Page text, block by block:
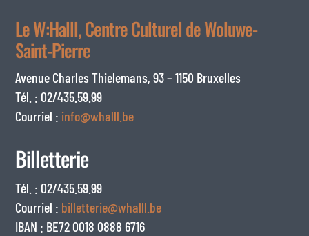
Le W:Halll, Centre Culturel de Woluwe-
Saint-Pierre
Avenue Charles Thielemans, 93 – 1150 Bruxelles
Tél. : 02/435.59.99
Courriel : info@whalll.be
Billetterie
Tél. : 02/435.59.99
Courriel : billetterie@whalll.be
IBAN : BE72 0018 0888 6716